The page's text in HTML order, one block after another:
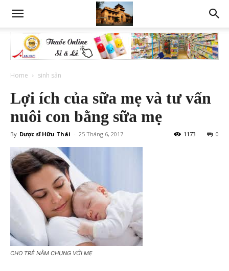
Home sinh sản
Lợi ích của sữa mẹ và tư vấn
nuôi con bằng sữa mẹ
By Dược sĩ Hữu Thái - 25 Tháng 6, 2017 0
1173
CHO TRẺ NẰM CHUNG VỚI MẸ